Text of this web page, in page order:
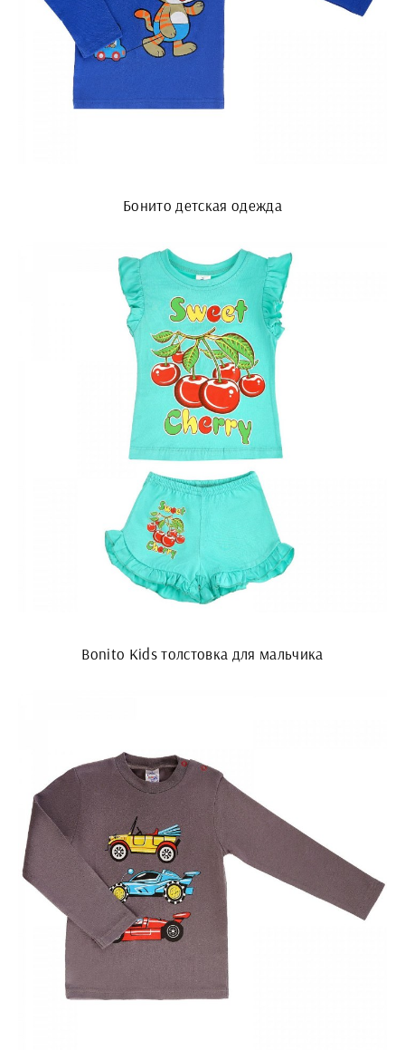
Бонито детская одежда
Bonito Kids толстовка для мальчика